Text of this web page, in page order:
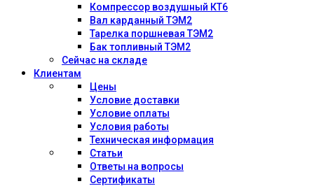
Компрессор воздушный КТ6
Вал карданный ТЭМ2
Тарелка поршневая ТЭМ2
Бак топливный ТЭМ2
Сейчас на складе
Клиентам
Цены
Условие доставки
Условие оплаты
Условия работы
Техническая информация
Статьи
Ответы на вопросы
Сертификаты